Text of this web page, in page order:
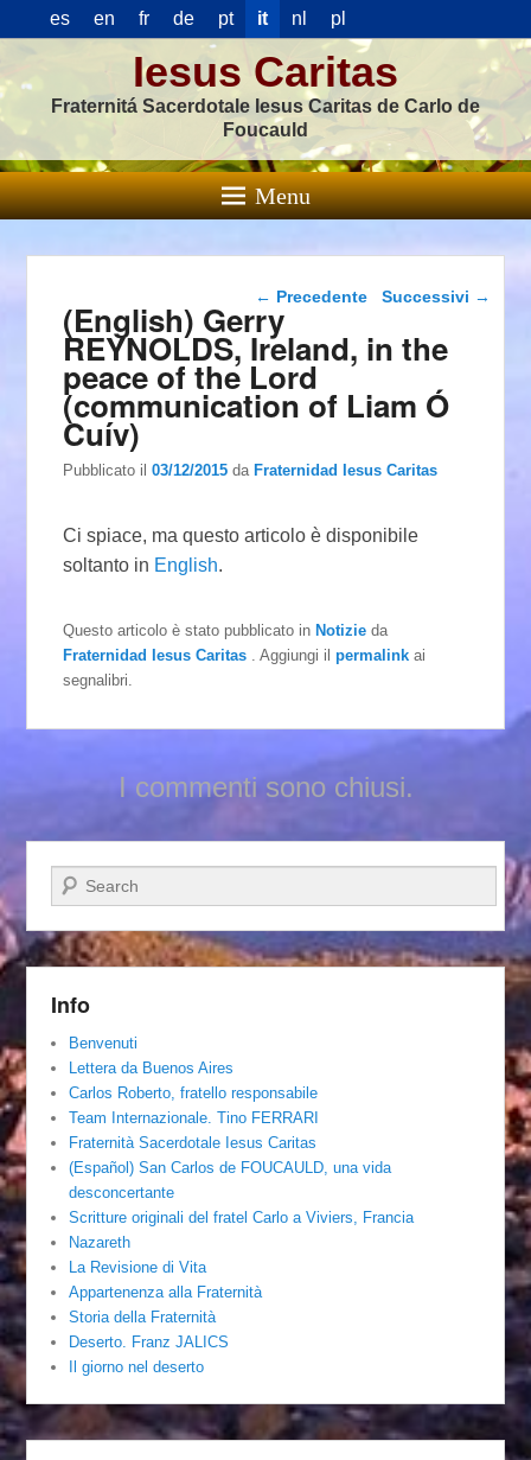
es en fr de pt it nl pl
Iesus Caritas
Fraternitá Sacerdotale Iesus Caritas de Carlo de
Foucauld
Menu
Navigazione articolo
← Precedente Successivi →
(English) Gerry
REYNOLDS, Ireland, in the
peace of the Lord
(communication of Liam Ó
Cuív)
Pubblicato il03/12/2015 daFraternidad Iesus Caritas
Ci spiace, ma questo articolo è disponibile
soltanto in English.
Questo articolo è stato pubblicato inNotizie da
Fraternidad Iesus Caritas
. Aggiungi ilpermalink ai
segnalibri.
I commenti sono chiusi.
Cerca
Info
Benvenuti
Lettera da Buenos Aires
Carlos Roberto, fratello responsabile
Team Internazionale. Tino FERRARI
Fraternità Sacerdotale Iesus Caritas
(Español) San Carlos de FOUCAULD, una vida
desconcertante
Scritture originali del fratel Carlo a Viviers, Francia
Nazareth
La Revisione di Vita
Appartenenza alla Fraternità
Storia della Fraternità
Deserto. Franz JALICS
Il giorno nel deserto